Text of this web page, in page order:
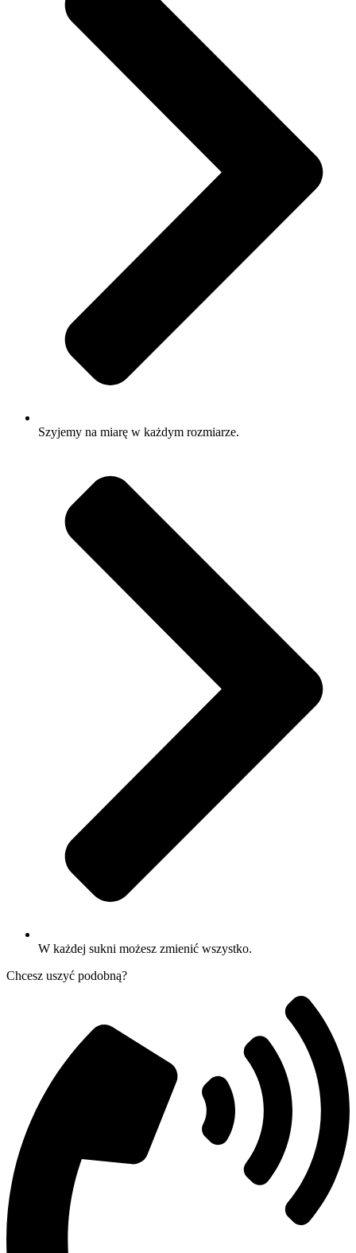
Szyjemy na miarę w każdym rozmiarze.
W każdej sukni możesz zmienić wszystko.
Chcesz uszyć podobną?